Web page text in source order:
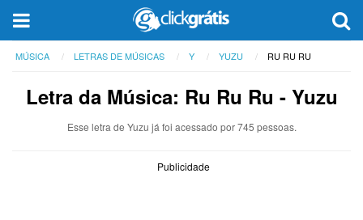
MÚSICA LETRAS DE MÚSICAS Y YUZU RU RU RU
Letra da Música: Ru Ru Ru - Yuzu
Esse letra de Yuzu já foi acessado por 745 pessoas.
Publicidade